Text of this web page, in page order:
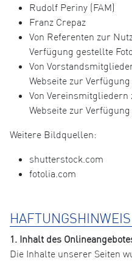
Rudolf Periny (FAM)
Franz Crepaz
Von Referenten zur
Verfügung gestellte
Von
Webseite zur
Von
Webseite zur
Weitere Bildquellen:
shutterstock.com
fotolia.com
HAFTUNGSHINWEIS
1. Inhalt des
Die Inhalte unserer Seiten